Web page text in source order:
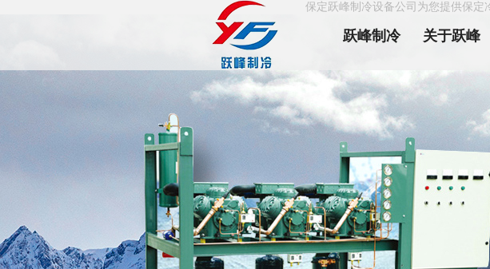
保定跃峰制冷设备公司为您提供保定
跃峰制冷 关于跃峰